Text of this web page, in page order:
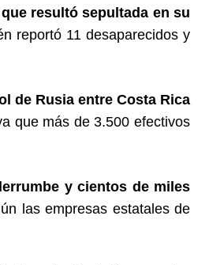
resultó sepultada en su
reportó 11 desaparecidos y
de Rusia entre Costa Rica
que más de 3.500 efectivos
y cientos de miles
las empresas estatales de